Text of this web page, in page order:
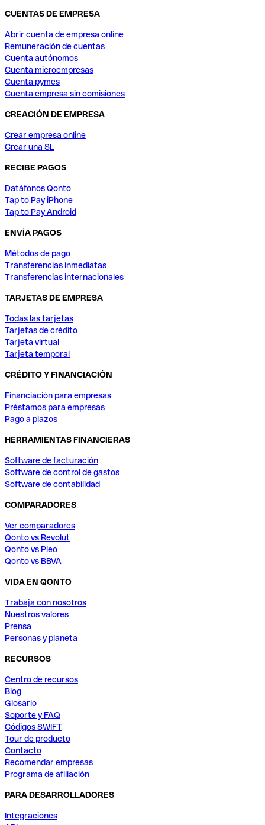
CUENTAS DE EMPRESA
Abrir cuenta de empresa online
Remuneración de cuentas
Cuenta autónomos
Cuenta microempresas
Cuenta pymes
Cuenta empresa sin comisiones
CREACIÓN DE EMPRESA
Crear empresa online
Crear una SL
RECIBE PAGOS
Datáfonos Qonto
Tap to Pay iPhone
Tap to Pay Android
ENVÍA PAGOS
Métodos de pago
Transferencias inmediatas
Transferencias internacionales
TARJETAS DE EMPRESA
Todas las tarjetas
Tarjetas de crédito
Tarjeta virtual
Tarjeta temporal
CRÉDITO Y FINANCIACIÓN
Financiación para empresas
Préstamos para empresas
Pago a plazos
HERRAMIENTAS FINANCIERAS
Software de facturación
Software de control de gastos
Software de contabilidad
COMPARADORES
Ver comparadores
Qonto vs Revolut
Qonto vs Pleo
Qonto vs BBVA
VIDA EN QONTO
Trabaja con nosotros
Nuestros valores
Prensa
Personas y planeta
RECURSOS
Centro de recursos
Blog
Glosario
Soporte y FAQ
Códigos SWIFT
Tour de producto
Contacto
Recomendar empresas
Programa de afiliación
PARA DESARROLLADORES
Integraciones